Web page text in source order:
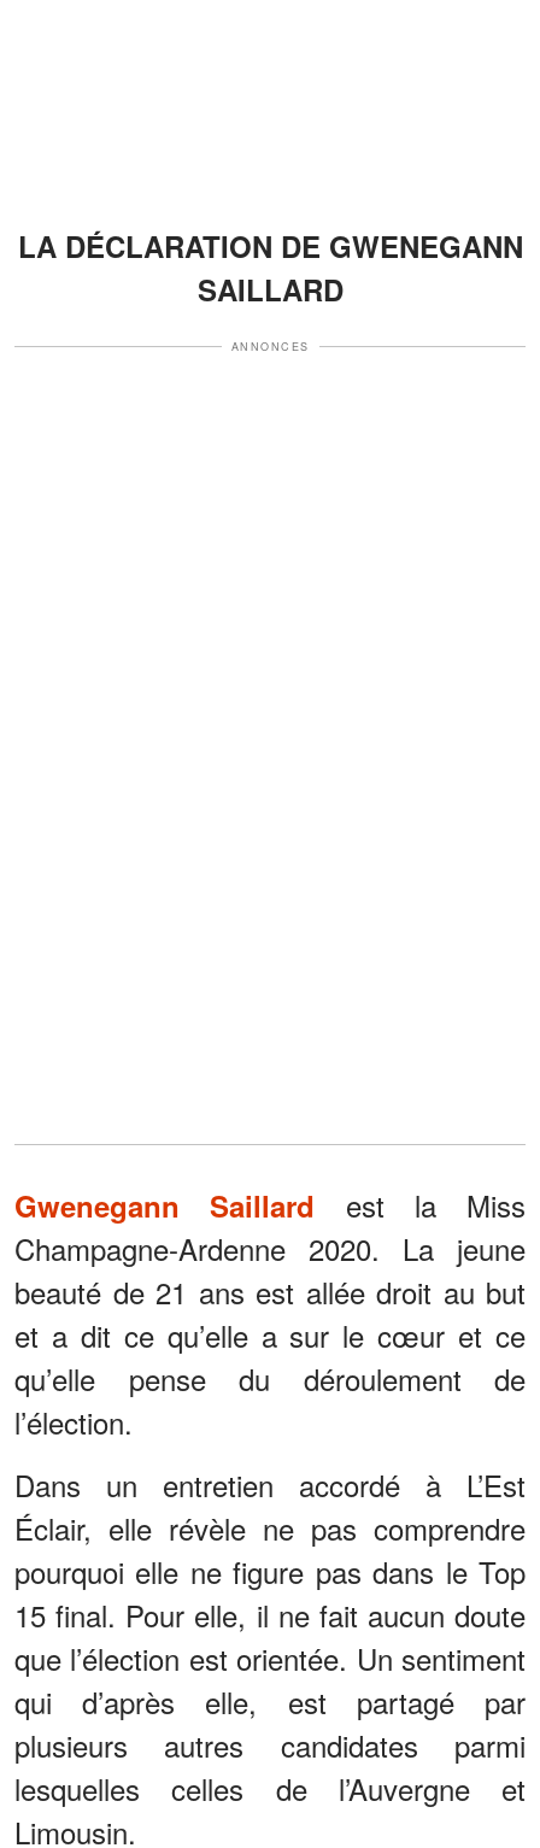
LA DÉCLARATION DE GWENEGANN
SAILLARD
ANNONCES
Gwenegann Saillard est la Miss
Champagne-Ardenne 2020. La jeune
beauté de 21 ans est allée droit au but
et a dit ce qu’elle a sur le cœur et ce
qu’elle pense du déroulement de
l’élection.
Dans un entretien accordé à L’Est
Éclair, elle révèle ne pas comprendre
pourquoi elle ne figure pas dans le Top
15 final. Pour elle, il ne fait aucun doute
que l’élection est orientée. Un sentiment
qui d’après elle, est partagé par
plusieurs autres candidates parmi
lesquelles celles de l’Auvergne et
Limousin.